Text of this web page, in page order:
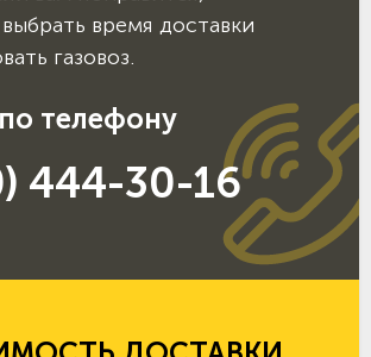
время доставки
газовоз.
телефону
444-30-16